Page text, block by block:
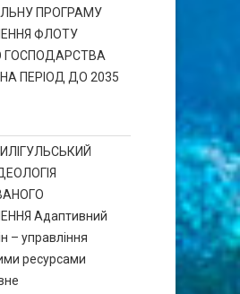
ПРОГРАМУ
ФЛОТУ
ГОСПОДАРСТВА
ПЕРІОД ДО 2035
Адаптивний
– управління
ресурсами